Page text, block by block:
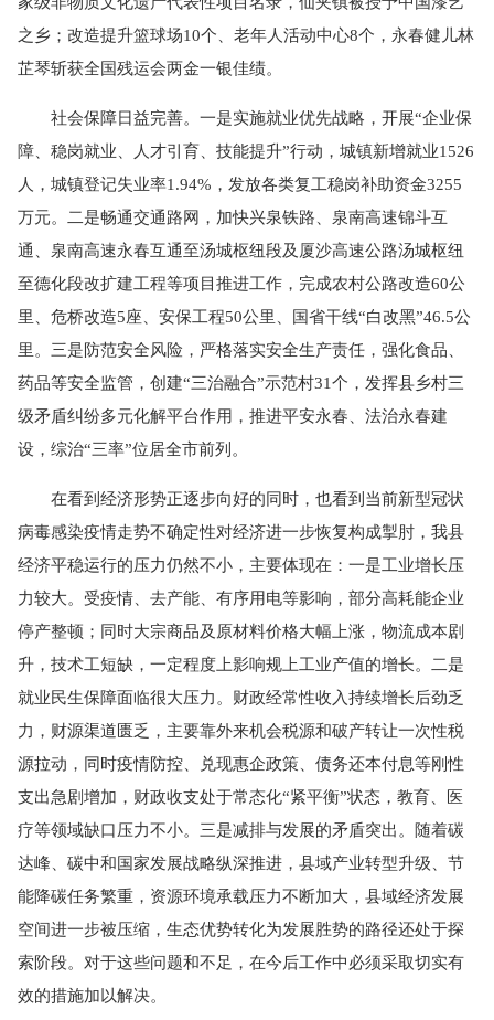
之乡；改造提升篮球场10个、老年人活动中心8个，永春健儿林
芷琴斩获全国残运会两金一银佳绩。
社会保障日益完善。一是实施就业优先战略，开展“企业保
障、稳岗就业、人才引育、技能提升”行动，城镇新增就业1526
人，城镇登记失业率1.94%，发放各类复工稳岗补助资金3255
万元。二是畅通交通路网，加快兴泉铁路、泉南高速锦斗互
通、泉南高速永春互通至汤城枢纽段及厦沙高速公路汤城枢纽
至德化段改扩建工程等项目推进工作，完成农村公路改造60公
里、危桥改造5座、安保工程50公里、国省干线“白改黑”46.5公
里。三是防范安全风险，严格落实安全生产责任，强化食品、
药品等安全监管，创建“三治融合”示范村31个，发挥县乡村三
级矛盾纠纷多元化解平台作用，推进平安永春、法治永春建
设，综治“三率”位居全市前列。
在看到经济形势正逐步向好的同时，也看到当前新型冠状
病毒感染疫情走势不确定性对经济进一步恢复构成掣肘，我县
经济平稳运行的压力仍然不小，主要体现在：一是工业增长压
力较大。受疫情、去产能、有序用电等影响，部分高耗能企业
停产整顿；同时大宗商品及原材料价格大幅上涨，物流成本剧
升，技术工短缺，一定程度上影响规上工业产值的增长。二是
就业民生保障面临很大压力。财政经常性收入持续增长后劲乏
力，财源渠道匮乏，主要靠外来机会税源和破产转让一次性税
源拉动，同时疫情防控、兑现惠企政策、债务还本付息等刚性
支出急剧增加，财政收支处于常态化“紧平衡”状态，教育、医
疗等领域缺口压力不小。三是减排与发展的矛盾突出。随着碳
达峰、碳中和国家发展战略纵深推进，县域产业转型升级、节
能降碳任务繁重，资源环境承载压力不断加大，县域经济发展
空间进一步被压缩，生态优势转化为发展胜势的路径还处于探
索阶段。对于这些问题和不足，在今后工作中必须采取切实有
效的措施加以解决。